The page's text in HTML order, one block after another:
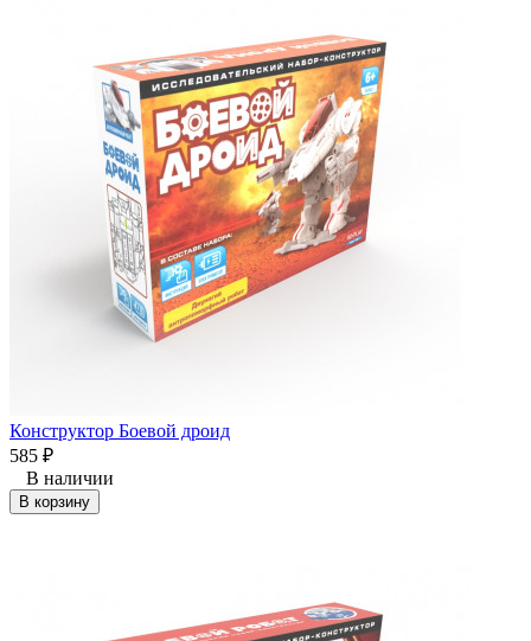
Конструктор Боевой дроид
585 ₽
В наличии
В корзину